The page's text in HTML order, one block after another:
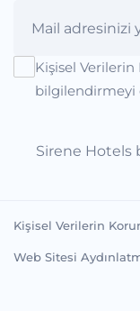
Kişisel
bilgilendirmeyi
Sirene Hotels
Kişisel Verilerin
Web Sitesi